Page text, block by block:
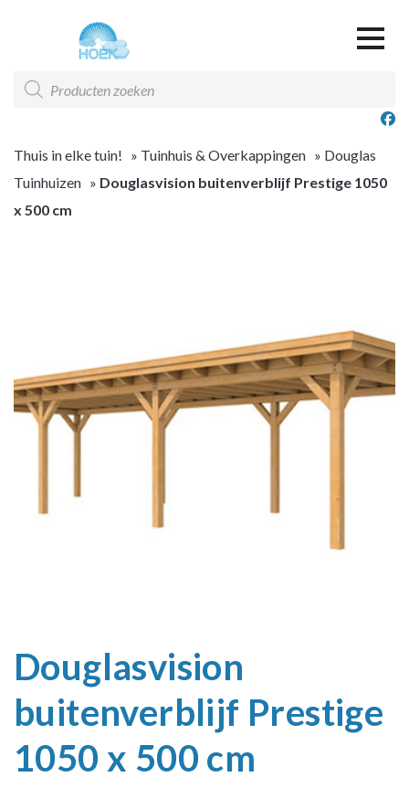
Producten
zoeken
Offerte & Contact
Offerte overzicht
Thuis in elke tuin! » Tuinhuis & Overkappingen » Douglas
Tuinhuizen » Douglasvision buitenverblijf Prestige 1050
x 500 cm
Douglasvision
buitenverblijf Prestige
1050 x 500 cm